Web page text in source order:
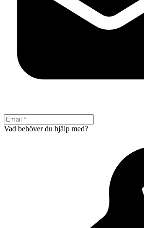
Vad behöver du hjälp med?